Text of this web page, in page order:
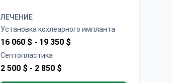
ЛЕЧЕНИЕ
Установка кохлеарного импланта
16 060 $ - 19 350 $
Септопластика
2 500 $ - 2 850 $